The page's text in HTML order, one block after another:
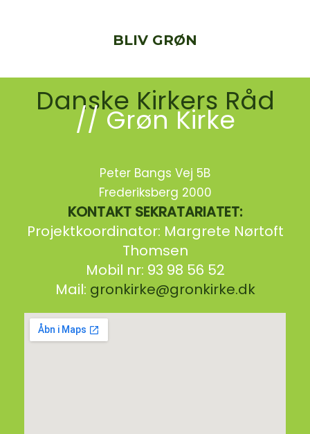
BLIV GRØN
Danske Kirkers Råd
// Grøn Kirke
Peter Bangs Vej 5B
Frederiksberg 2000
KONTAKT SEKRATARIATET:
Projektkoordinator: Margrete Nørtoft
Thomsen
Mobil nr: 93 98 56 52
Mail: gronkirke@gronkirke.dk